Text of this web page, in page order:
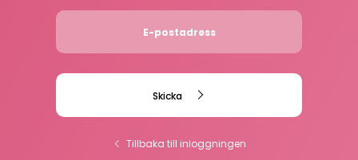
Skicka
Tillbaka till inloggningen